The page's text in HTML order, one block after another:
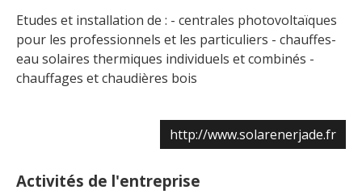
Etudes et installation de : - centrales photovoltaïques
pour les professionnels et les particuliers - chauffes-
eau solaires thermiques individuels et combinés -
chauffages et chaudières bois
http://www.solarenerjade.fr
Activités de l'entreprise